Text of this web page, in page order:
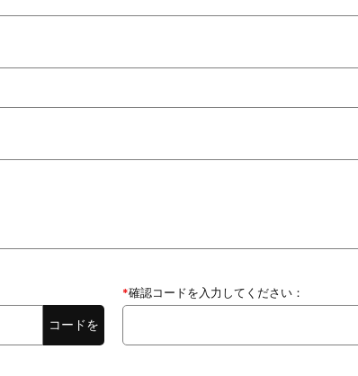
コードを
*確認コードを入力してください：